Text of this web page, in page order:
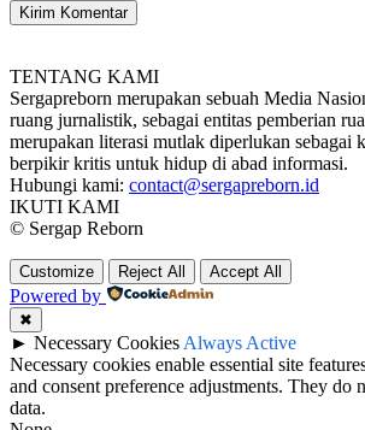
TENTANG KAMI
Sergapreborn merupakan sebuah Media
ruang jurnalistik, sebagai entitas pemberian
merupakan literasi mutlak diperlukan sebagai
berpikir kritis untuk hidup di abad informasi.
Hubungi kami: contact@sergapreborn.id
IKUTI KAMI
© Sergap Reborn
Customize Reject All Accept All
Powered by
✖
► Necessary Cookies Always Active
Necessary cookies enable essential site
and consent preference adjustments. They do
data.